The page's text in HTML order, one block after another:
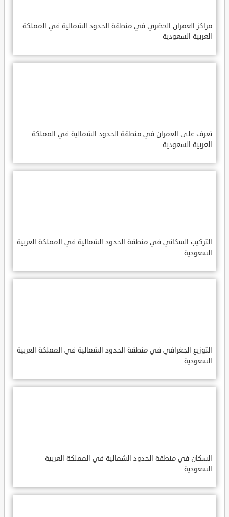
مراكز العمران الحضري في منطقة الحدود الشمالية في المملكة
العربية السعودية
تعرف على العمران في منطقة الحدود الشمالية في المملكة
العربية السعودية
التركيب السكاني في منطقة الحدود الشمالية في المملكة العربية
السعودية
التوزيع الجغرافي في منطقة الحدود الشمالية في المملكة العربية
السعودية
السكان في منطقة الحدود الشمالية في المملكة العربية
السعودية